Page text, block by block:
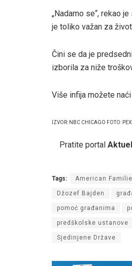
„Nadamo se“, rekao
je toliko važan za
Čini se da je
izborila za niže
Više infija možete naći
IZVOR: NBC CHICAGO FOTO:
Pratite portal
Tags: American
Džozef Bajden
pomoć građanima
predškolske ustanove
Sjedinjene Države